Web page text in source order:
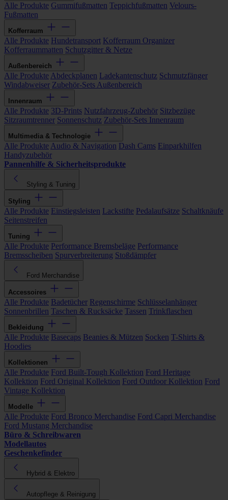
Alle Produkte Gummifußmatten Teppichfußmatten Velours-
Fußmatten
Kofferraum
Alle Produkte Hundetransport Kofferraum Organizer
Kofferraummatten Schutzgitter & Netze
Außenbereich
Alle Produkte Abdeckplanen Ladekantenschutz Schmutzfänger
Windabweiser Zubehör-Sets Außenbereich
Innenraum
Alle Produkte 3D-Prints Nutzfahrzeug-Zubehör Sitzbezüge
Sitzraumtrenner Sonnenschutz Zubehör-Sets Innenraum
Multimedia & Technologie
Alle Produkte Audio & Navigation Dash Cams Einparkhilfen
Handyzubehör
Pannenhilfe & Sicherheitsprodukte
Styling & Tuning
Styling
Alle Produkte Einstiegsleisten Lackstifte Pedalaufsätze Schaltknäufe
Seitenstreifen
Tuning
Alle Produkte Performance Bremsbeläge Performance
Bremsscheiben Spurverbreiterung Stoßdämpfer
Ford Merchandise
Accessoires
Alle Produkte Badetücher Regenschirme Schlüsselanhänger
Sonnenbrillen Taschen & Rucksäcke Tassen Trinkflaschen
Bekleidung
Alle Produkte Basecaps Beanies & Mützen Socken T-Shirts &
Hoodies
Kollektionen
Alle Produkte Ford Built-Tough Kollektion Ford Heritage
Kollektion Ford Original Kollektion Ford Outdoor Kollektion Ford
Vintage Kollektion
Modelle
Alle Produkte Ford Bronco Merchandise Ford Capri Merchandise
Ford Mustang Merchandise
Büro & Schreibwaren
Modellautos
Geschenkefinder
Hybrid & Elektro
Autopflege & Reinigung